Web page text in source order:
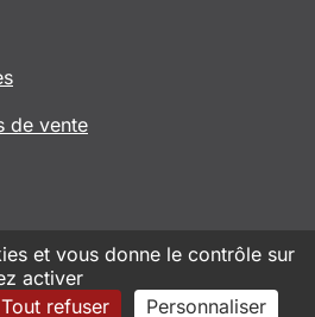
de vente
et vous donne le contrôle sur
activer
Tout refuser Personnaliser